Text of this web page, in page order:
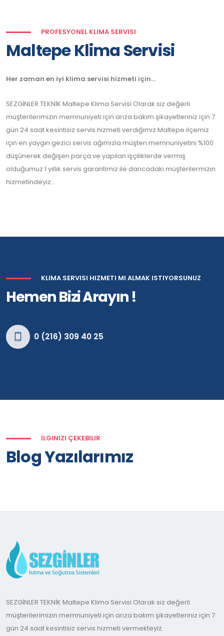
PROFESYONEL KLIMA SERVISI
Maltepe Klima Servisi
Her zaman en iyi klima servisi hizmeti için...
SEZGİNLER TEKNİK Maltepe Klima Servisi Olarak siz değerli
müşterilerimizin memnuniyeti için arıza bakım şikayetleriniz için 7
gün 24 saat kesintisiz servis hizmeti verdiğimiz Maltepe ilçemiz
için en yaygın gezici servis ağımızla müşteri memnuniyetini %100
düşünerek değişen parça ve yapılan işçiliklerde vermiş
olduğumuz 1 yıllık servis garantimiz ile darıcadaki müşterilermizin
hizmetindeyiz...
KLIMA SERVISI HIZMETI MI ALMAK ISTIYORSUNUZ
Hemen Bizi Arayın !
0 (216) 309 40 25
İLGINIZI ÇEKEBILIR
Blog Yazılarımız
SEZGİNLER TEKNİK Maltepe Klima Servisi Olarak siz değerli
müşterilerimizin memnuniyeti için arıza bakım şikayetleriniz için 7
gün 24 saat kesintisiz servis hizmeti vermekteyiz.